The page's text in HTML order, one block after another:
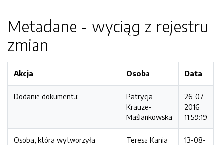
Metadane - wyciąg z rejestru
zmian
Akcja Osoba Data
Dodanie dokumentu:
Patrycja
Krauze-
Maślankowska
26-07-
2016
11:59:19
Osoba, która wytworzyła
Teresa Kania
13-08-